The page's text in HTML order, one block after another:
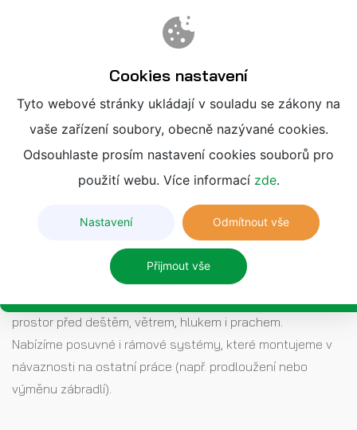
ZASKLÍVÁNÍ
LODŽIÍ
Lepší využití balkonu v každém ročním
prostor před deštěm, větrem, hlukem i prachem.
Nabízíme posuvné i rámové systémy, které montujeme v
návaznosti na ostatní práce (např. prodloužení nebo
výměnu zábradlí).
Cookies nastavení
Tyto webové stránky ukládají v souladu se zákony na
vaše zařízení soubory, obecně nazývané cookies.
Odsouhlaste prosím nastavení cookies souborů pro
použití webu. Více informací zde.
Nastavení Odmítnout vše
Přijmout vše